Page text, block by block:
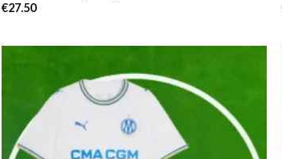
€27.50